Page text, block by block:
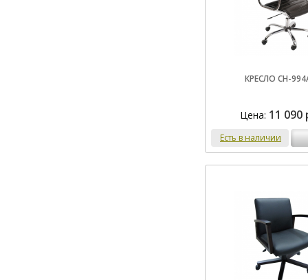
КРЕСЛО CH-
Цена: 11 090
Есть в наличии